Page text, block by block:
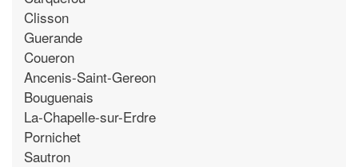
Clisson
Guerande
Coueron
Ancenis-Saint-Gereon
Bouguenais
La-Chapelle-sur-Erdre
Pornichet
Sautron